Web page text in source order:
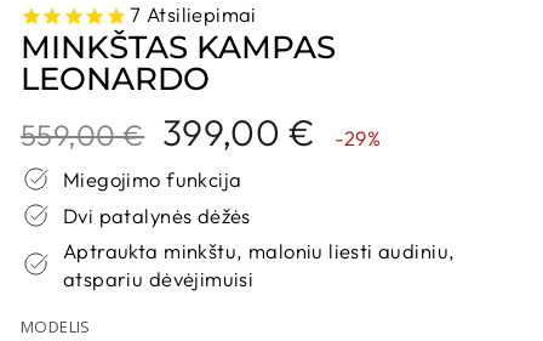
7 Atsiliepimai
MINKŠTAS KAMPAS
LEONARDO
Kaina
559,00 €
Nuolaidos
kaina
399,00 €
-29%
Miegojimo funkcija
Dvi patalynės dėžės
Aptraukta minkštu, maloniu liesti audiniu,
atspariu dėvėjimuisi
MODELIS